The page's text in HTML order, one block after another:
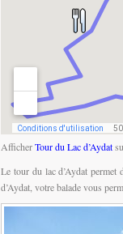
AfficherTour du Lac d’Aydat
Le tour du lac d’Aydat permet
d’Aydat, votre balade vous